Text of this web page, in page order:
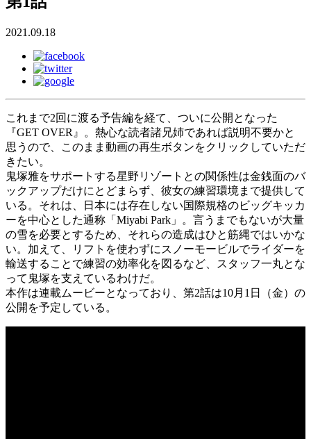
2021.09.18
これまで2回に渡る予告編を経て、ついに公開となった
『GET OVER』。熱心な読者諸兄姉であれば説明不要かと
思うので、このまま動画の再生ボタンをクリックしていただ
きたい。
鬼塚雅をサポートする星野リゾートとの関係性は金銭面のバ
ックアップだけにとどまらず、彼女の練習環境まで提供して
いる。それは、日本には存在しない国際規格のビッグキッカ
ーを中心とした通称「Miyabi Park」。言うまでもないが大量
の雪を必要とするため、それらの造成はひと筋縄ではいかな
い。加えて、リフトを使わずにスノーモービルでライダーを
輸送することで練習の効率化を図るなど、スタッフ一丸とな
って鬼塚を支えているわけだ。
本作は連載ムービーとなっており、第2話は10月1日（金）の
公開を予定している。